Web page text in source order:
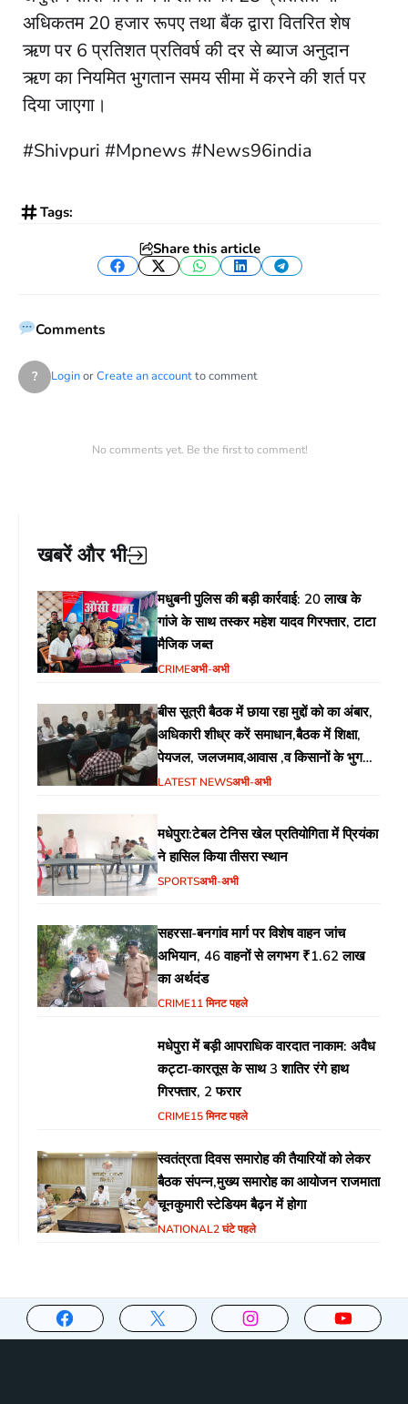
अधिकतम 20 हजार रूपए तथा बैंक द्वारा वितरित शेष
ऋण पर 6 प्रतिशत प्रतिवर्ष की दर से ब्याज अनुदान
ऋण का नियमित भुगतान समय सीमा में करने की शर्त पर
दिया जाएगा।
#Shivpuri #Mpnews #News96india
Tags:
Share this article
Facebook
TwitterWhatsApp
LinkedInTelegram
Comments
? LoginorCreate an accountto comment
No comments yet. Be the first to comment!
खबरें और भी
मधुबनी पुलिस की बड़ी कार्रवाई: 20 लाख के
गांजे के साथ तस्कर महेश यादव गिरफ्तार, टाटा
मैजिक जब्त
CRIMEअभी-अभी
बीस सूत्री बैठक में छाया रहा मुद्दों को का अंबार,
अधिकारी शीध्र करें समाधान,बैठक में शिक्षा,
पेयजल, जलजमाव,आवास ,व किसानों के भुगतान
का उठा मुद्दा
LATEST NEWSअभी-अभी
मधेपुरा:टेबल टेनिस खेल प्रतियोगिता में प्रियंका
ने हासिल किया तीसरा स्थान
SPORTSअभी-अभी
सहरसा-बनगांव मार्ग पर विशेष वाहन जांच
अभियान, 46 वाहनों से लगभग ₹1.62 लाख
का अर्थदंड
CRIME11 मिनट पहले
मधेपुरा में बड़ी आपराधिक वारदात नाकाम: अवैध
कट्टा-कारतूस के साथ 3 शातिर रंगे हाथ
गिरफ्तार, 2 फरार
CRIME15 मिनट पहले
स्वतंत्रता दिवस समारोह की तैयारियों को लेकर
बैठक संपन्न,मुख्य समारोह का आयोजन राजमाता
चूनकुमारी स्टेडियम बैढ़न में होगा
NATIONAL2 घंटे पहले